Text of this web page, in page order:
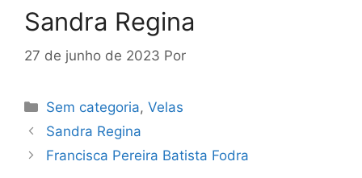
Sandra Regina
27 de junho de 2023 Por
Sem categoria,Velas
Sandra Regina
Francisca Pereira Batista Fodra